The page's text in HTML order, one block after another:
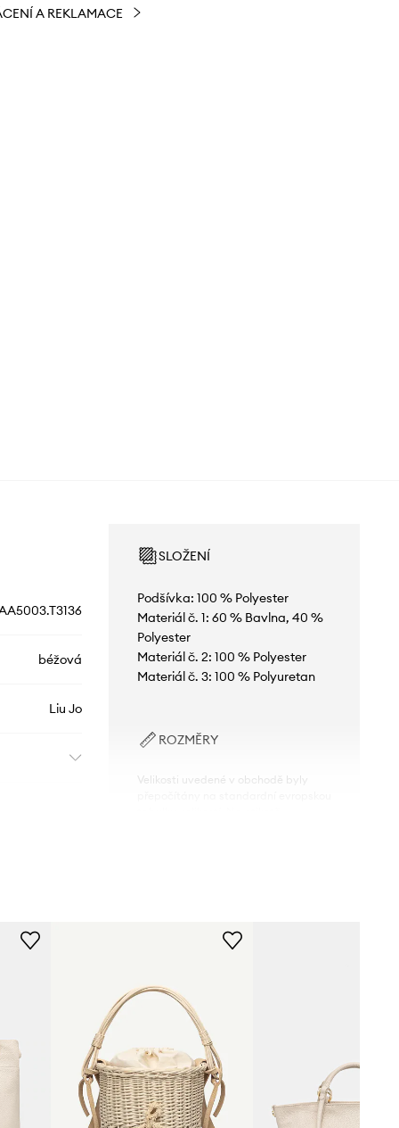
A REKLAMACE
béžová
Liu Jo
SLOŽENÍ
Podšívka: 100 % Polyester
Materiál č. 1: 60 % Bavlna, 40 %
Polyester
Materiál č. 2: 100 % Polyester
Materiál č. 3: 100 % Polyuretan
ROZMĚRY
Velikosti uvedené v obchodě byly